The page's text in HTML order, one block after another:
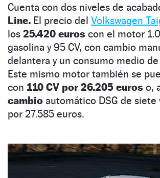
Cuenta con dos niveles de
Line. El precio del Volkswagen
los 25.420 euros con el motor
gasolina y 95 CV, con cambio
delantera y un consumo medio
Este mismo motor también se
con 110 CV por 26.205 euros o,
cambio automático DSG de siete
por 27.585 euros.